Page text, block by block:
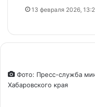
13 февраля 2026,
Фото: Пресс-служба
Хабаровского края